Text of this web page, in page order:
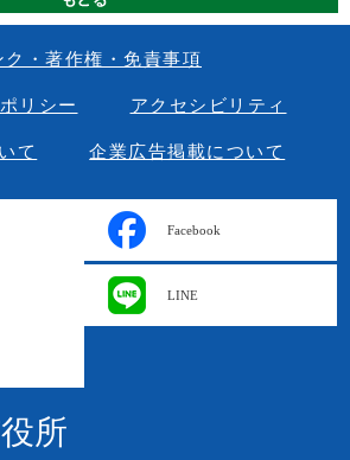
ク・著作権・免責事項
リシー アクセシビリティ
て 企業広告掲載について
Facebook
LINE
所